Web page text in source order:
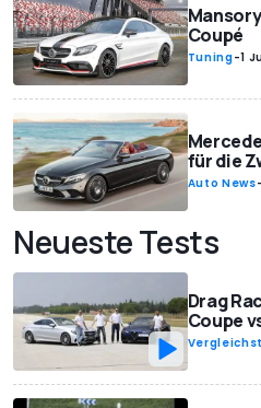
Coupé
Tuning-1
für die
Auto News
Neueste Tests
Drag
Coupe